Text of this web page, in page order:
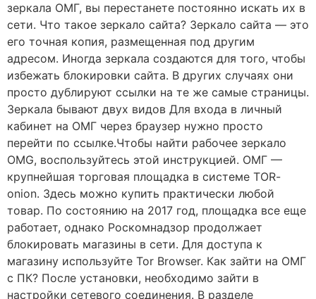
зеркала ОМГ, вы перестанете постоянно искать их в
сети. Что такое зеркало сайта? Зеркало сайта — это
его точная копия, размещенная под другим
адресом. Иногда зеркала создаются для того, чтобы
избежать блокировки сайта. В других случаях они
просто дублируют ссылки на те же самые страницы.
Зеркала бывают двух видов Для входа в личный
кабинет на ОМГ через браузер нужно просто
перейти по ссылке.Чтобы найти рабочее зеркало
OMG, воспользуйтесь этой инструкцией. ОМГ —
крупнейшая торговая площадка в системе ТОR-
onion. Здесь можно купить практически любой
товар. По состоянию на 2017 год, площадка все еще
работает, однако Роскомнадзор продолжает
блокировать магазины в сети. Для доступа к
магазину используйте Tor Browser. Как зайти на ОМГ
с ПК? После установки, необходимо зайти в
настройки сетевого соединения. В разделе